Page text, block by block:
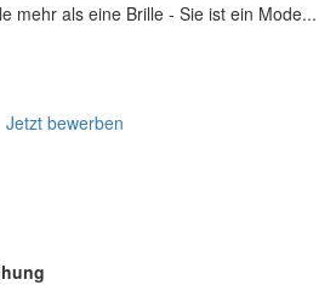
Jetzt bewerben
mehr als eine Brille - Sie ist ein Mode...